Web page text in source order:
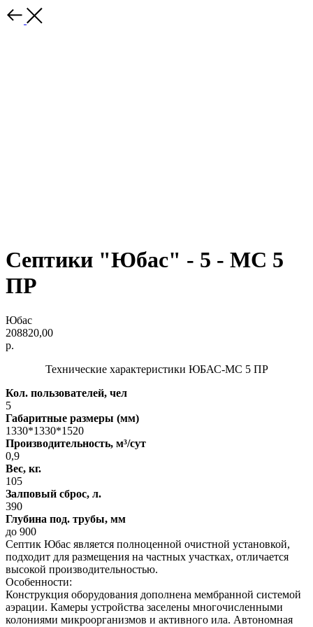
Септики "Юбас" - 5 - МС 5
ПР
Юбас
208820,00
р.
Технические характеристики ЮБАС-МС 5 ПР
Кол. пользователей, чел
5
Габаритные размеры (мм)
1330*1330*1520
Производительность, м³/сут
0,9
Вес, кг.
105
Залповый сброс, л.
390
Глубина под. трубы, мм
до 900
Септик Юбас является полноценной очистной установкой,
подходит для размещения на частных участках, отличается
высокой производительностью.
Особенности:
Конструкция оборудования дополнена мембранной системой
аэрации. Камеры устройства заселены многочисленными
колониями микроорганизмов и активного ила. Автономная